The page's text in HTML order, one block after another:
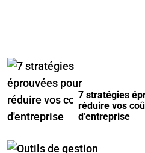
7 stratégies
réduire vos
d’entreprise